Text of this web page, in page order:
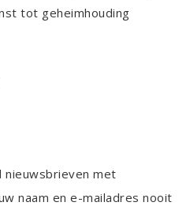
tot geheimhouding
nieuwsbrieven met
naam en e-mailadres nooit